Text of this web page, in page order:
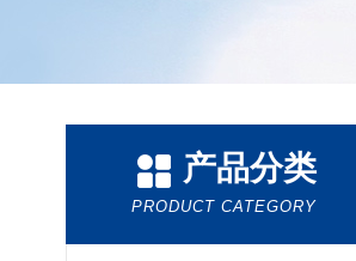
产品分类
PRODUCT CATEGORY